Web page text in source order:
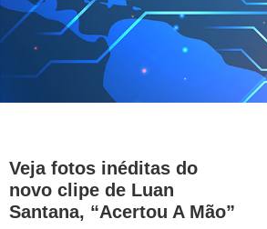
Veja fotos inéditas do
novo clipe de Luan
Santana, “Acertou A Mão”